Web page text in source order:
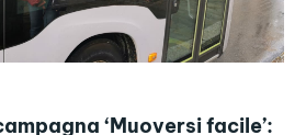
‘Muoversi facile’: